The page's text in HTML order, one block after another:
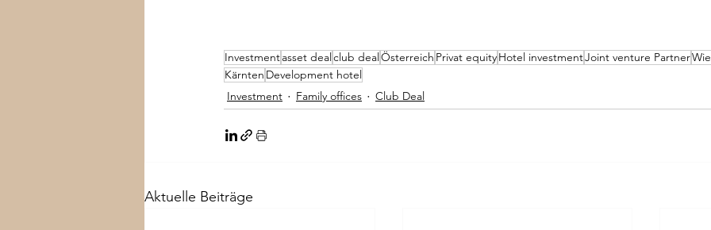
Investmentasset dealclub dealÖsterreich Privat equityHotel investmentJoint venture Partner
Kärnten Development hotel
Investment
Family offices Club Deal
Aktuelle Beiträge